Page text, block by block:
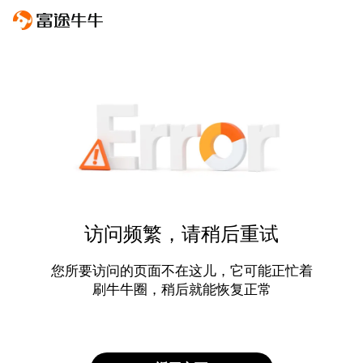
访问频繁，请稍后重试
您所要访问的页面不在这儿，它可能正忙着
刷牛牛圈，稍后就能恢复正常